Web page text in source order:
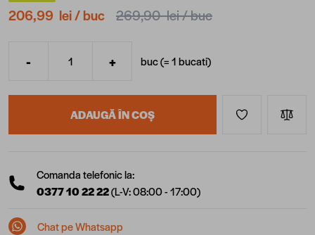
206,99 lei/ buc 269,90 lei/ buc
Cantitate
- + buc (=1bucati)
ADAUGĂ ÎN COȘ
Comanda telefonic la:
0377 10 22 22(L-V: 08:00 - 17:00)
Chat pe Whatsapp